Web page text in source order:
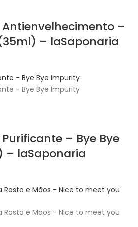
–
– laSaponaria
– Bye Bye
– laSaponaria